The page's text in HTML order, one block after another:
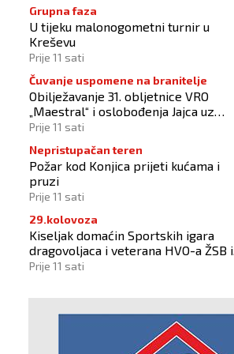
Grupna faza
U tijeku malonogometni turnir u
Kreševu
Prije 11 sati
Čuvanje uspomene na branitelje
Obilježavanje 31. obljetnice VRO
„Maestral“ i oslobođenja Jajca uz
pokroviteljstvo HNS-a BiH
Prije 11 sati
Nepristupačan teren
Požar kod Konjica prijeti kućama i
pruzi
Prije 11 sati
29.kolovoza
Kiseljak domaćin Sportskih igara
dragovoljaca i veterana HVO-a ŽSB i
Dana branitelja
Prije 11 sati